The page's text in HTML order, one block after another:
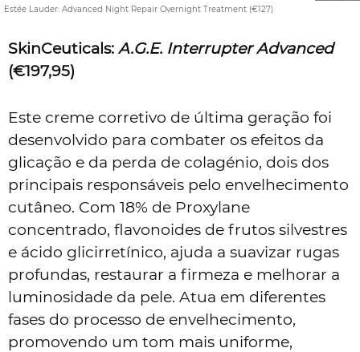
Estée Lauder: Advanced Night Repair Overnight Treatment (€127)
SkinCeuticals: A.G.E. Interrupter Advanced
(€197,95)
Este creme corretivo de última geração foi
desenvolvido para combater os efeitos da
glicação e da perda de colagénio, dois dos
principais responsáveis pelo envelhecimento
cutâneo. Com 18% de Proxylane
concentrado, flavonoides de frutos silvestres
e ácido glicirretínico, ajuda a suavizar rugas
profundas, restaurar a firmeza e melhorar a
luminosidade da pele. Atua em diferentes
fases do processo de envelhecimento,
promovendo um tom mais uniforme,